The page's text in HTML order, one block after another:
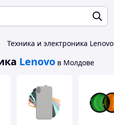
Техника и электроника Lenovo
Lenovo в Молдове